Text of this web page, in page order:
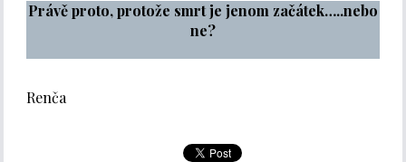
Právě proto, protože smrt je jenom začátek…..nebo
ne?
Renča